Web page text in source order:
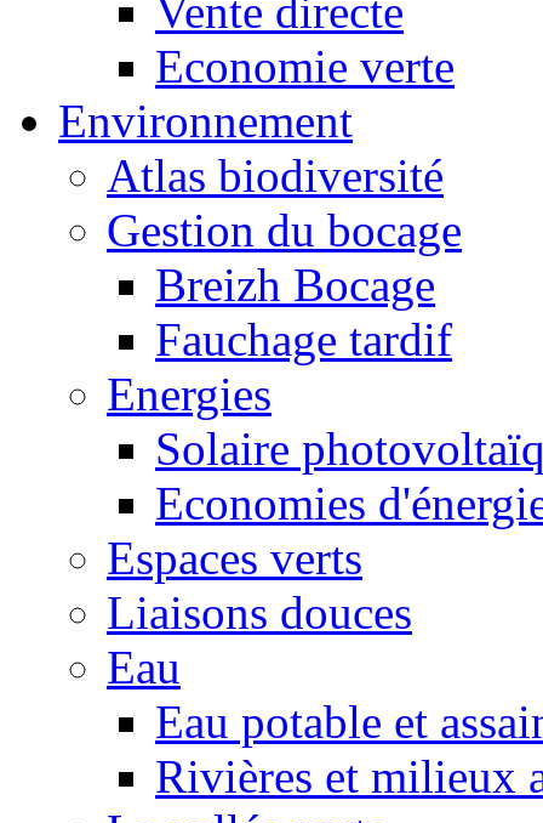
Vente directe
Economie verte
Environnement
Atlas biodiversité
Gestion du bocage
Breizh Bocage
Fauchage tardif
Energies
Solaire
Economies
Espaces verts
Liaisons douces
Eau
Eau potable et
Rivières et milieux